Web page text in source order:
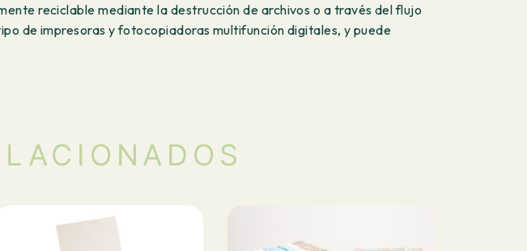
reciclable mediante la destrucción de archivos o a través del flujo
de impresoras y fotocopiadoras multifunción digitales, y puede